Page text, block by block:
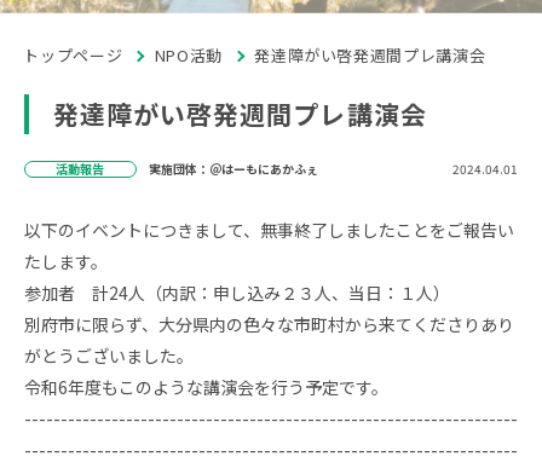
トップページ NPO活動 発達障がい啓発週間プレ講演会
発達障がい啓発週間プレ講演会
活動報告 実施団体：＠はーもにあかふぇ 2024.04.01
以下のイベントにつきまして、無事終了しましたことをご報告い
たします。
参加者 計24人（内訳：申し込み２３人、当日：１人）
別府市に限らず、大分県内の色々な市町村から来てくださりあり
がとうございました。
令和6年度もこのような講演会を行う予定です。
--------------------------------------------------------------------
--------------------------------------------------------------------